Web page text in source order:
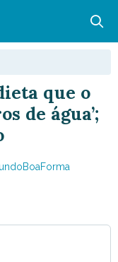
que o
de água’;